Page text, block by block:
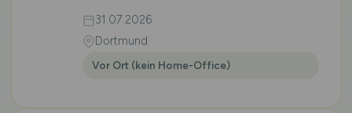
31.07.2026
Dortmund
Vor Ort (kein Home-Office)